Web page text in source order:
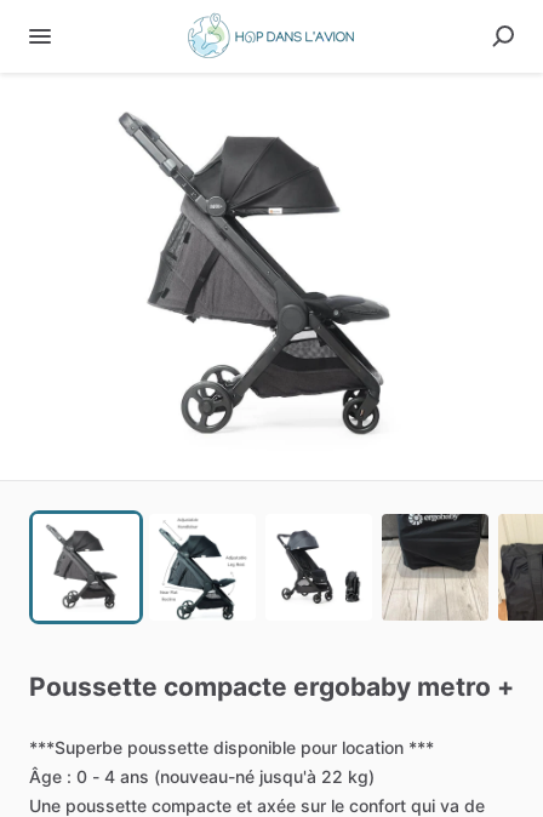
Poussette compacte ergobaby metro +
***Superbe poussette disponible pour location ***
Âge : 0 - 4 ans (nouveau-né jusqu'à 22 kg)
Une poussette compacte et axée sur le confort qui va de